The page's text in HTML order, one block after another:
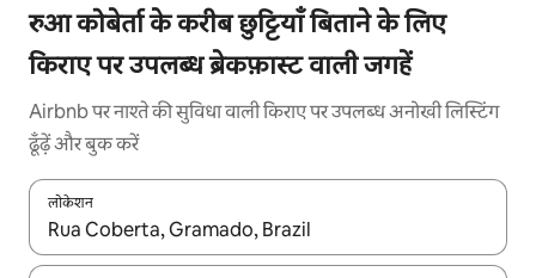
रुआ कोबेर्ता के करीब छुट्टियाँ बिताने के लिए
किराए पर उपलब्ध ब्रेकफ़ास्ट वाली जगहें
Airbnb पर नाश्ते की सुविधा वाली किराए पर उपलब्ध अनोखी लिस्टिंग
ढूँढ़ें और बुक करें
लोकेशन
नतीजों के उपलब्ध होने पर, अप और डाउन 'ऐरो की' का इस्तेमाल करके नेविगेट